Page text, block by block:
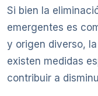
Si bien la
emergentes es
y origen diverso,
existen medidas
contribuir a